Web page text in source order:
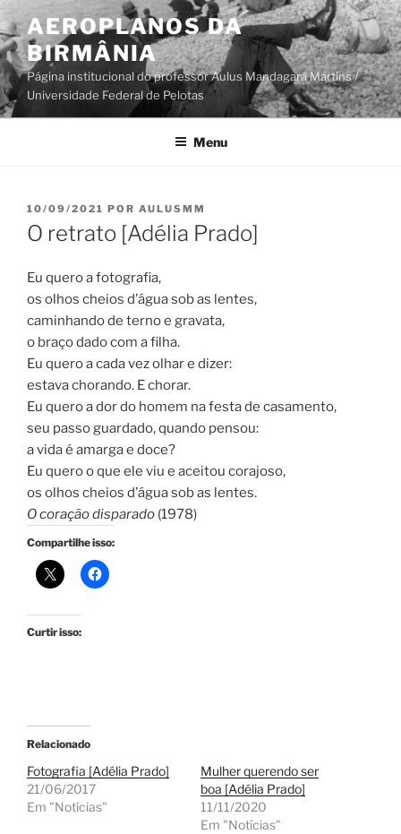
Pular
para
o
conteúdo
AEROPLANOS DA
BIRMÂNIA
Página institucional do professor Aulus Mandagará Martins /
Universidade Federal de Pelotas
Menu
PUBLICADO
EM
10/09/2021 POR AULUSMM
O retrato [Adélia Prado]
Eu quero a fotografia,
os olhos cheios d’água sob as lentes,
caminhando de terno e gravata,
o braço dado com a filha.
Eu quero a cada vez olhar e dizer:
estava chorando. E chorar.
Eu quero a dor do homem na festa de casamento,
seu passo guardado, quando pensou:
a vida é amarga e doce?
Eu quero o que ele viu e aceitou corajoso,
os olhos cheios d’água sob as lentes.
O coração disparado (1978)
Compartilhe isso:
Curtir isso:
Relacionado
Fotografia [Adélia Prado]
21/06/2017
Em "Notícias"
Mulher querendo ser
boa [Adélia Prado]
11/11/2020
Em "Notícias"